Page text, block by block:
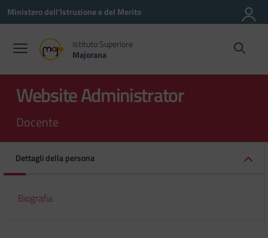
Vai ai contenuti
Vai al menu di navigazione
Vai al footer
Ministero dell'Istruzione e del Merito
Istituto Superiore
Majorana
Website Administrator
Docente
Dettagli della persona
Biografia